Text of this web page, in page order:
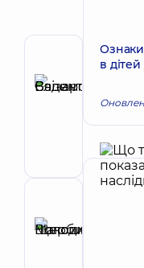
Автор
Хірург
в